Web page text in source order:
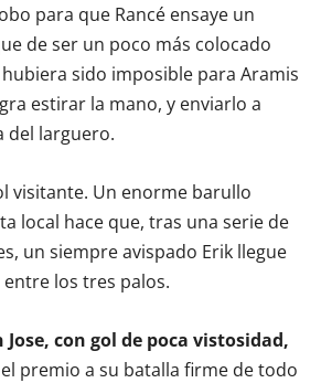
para que Rancé ensaye un
de ser un poco más colocado
sido imposible para Aramis
estirar la mano, y enviarlo a
del larguero.
visitante. Un enorme barullo
local hace que, tras una serie de
un siempre avispado Erik llegue
los tres palos.
Jose, con gol de poca vistosidad,
premio a su batalla firme de todo